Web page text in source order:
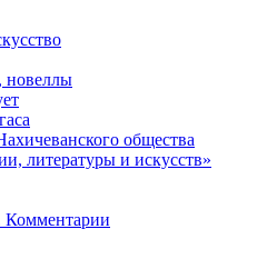
новеллы
общества
литературы и искусств»